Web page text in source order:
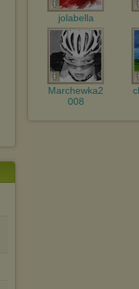
jolabella
Marchewka2
008